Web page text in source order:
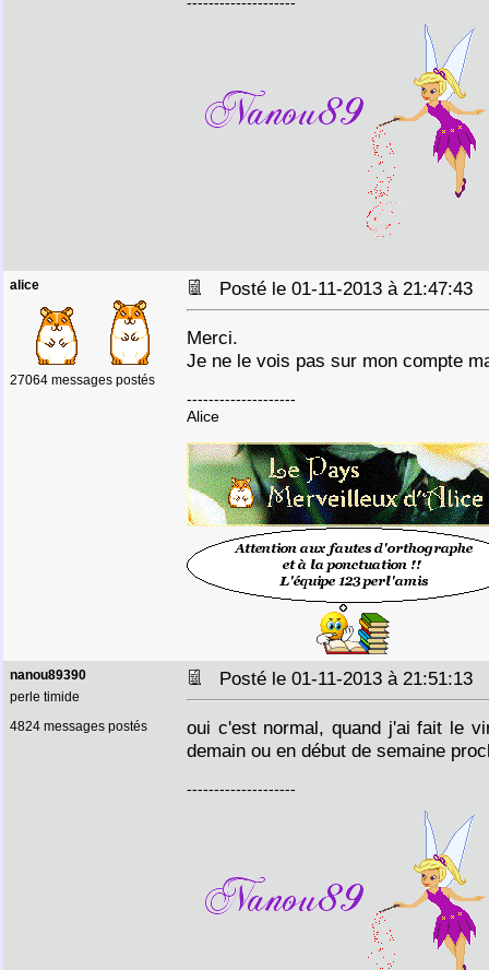
alice
27064 messages postés
Posté le 01-11-2013 à 21:47:43
Merci.
Je ne le vois pas sur mon compte
--------------------
Alice
nanou89390
perle timide
4824 messages postés
Posté le 01-11-2013 à 21:51:13
oui c'est normal, quand j'ai fait le
demain ou en début de semaine
--------------------